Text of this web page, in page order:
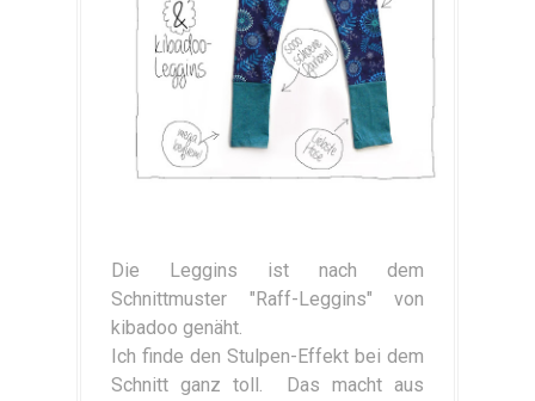
Die Leggins ist nach dem
Schnittmuster "Raff-Leggins" von
kibadoo genäht.
Ich finde den Stulpen-Effekt bei dem
Schnitt ganz toll. Das macht aus